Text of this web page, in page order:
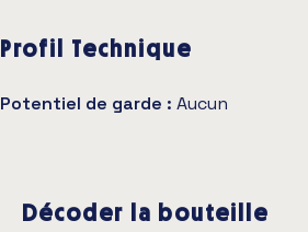
Profil Technique
Potentiel de garde : Aucun
Décoder la bouteille